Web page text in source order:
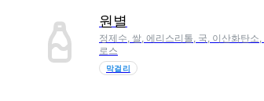
원별
정제수, 쌀, 에리스리톨, 국, 이산화탄
로스
막걸리